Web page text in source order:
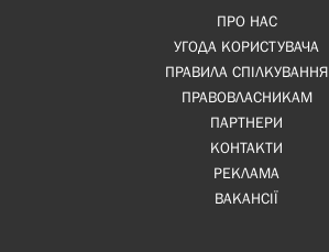
ПРО НАС
УГОДА КОРИСТУВАЧА
ПРАВИЛА СПІЛКУВАННЯ
ПРАВОВЛАСНИКАМ
ПАРТНЕРИ
КОНТАКТИ
РЕКЛАМА
ВАКАНСІЇ